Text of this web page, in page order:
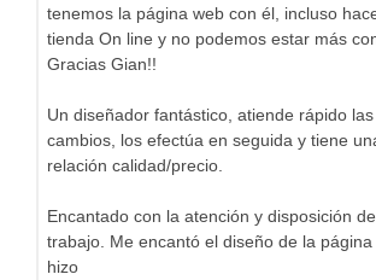
tenemos la página web con él, incluso
tienda On line y no podemos estar más
Gracias Gian!!
Un diseñador fantástico, atiende rápido
cambios, los efectúa en seguida y tiene
relación calidad/precio.
Encantado con la atención y disposición
trabajo. Me encantó el diseño de la
hizo